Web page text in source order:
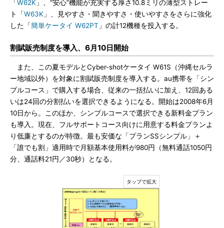
「W62K 」、“安心”機能が充実する厚さ10.8ミリの薄型ストレー
ト「W63K 」、見やすさ・聞きやすさ・使いやすさをさらに強化
した「簡単ケータイ W62PT 」の計12機種を投入する。
割賦販売制度を導入、6月10日開始
また、この夏モデルとCyber-shotケータイ W61S（沖縄セルラ
ー地域以外）を対象に割賦販売制度を導入する。au携帯を「シン
プルコース」で購入する場合、従来の一括払いに加え、12回ある
いは24回の分割払いを選択できるようになる。開始は2008年6月
10日から。このほか、シンプルコースで選択できる新料金プラン
も導入。現在、フルサポートコース向けに用意する料金プランよ
り低廉とするのが特徴。最も安価な「プランSSシンプル」＋
「誰でも割」適用時で月額基本使用料が980円（無料通話1050円
分、通話料21円／30秒）となる。